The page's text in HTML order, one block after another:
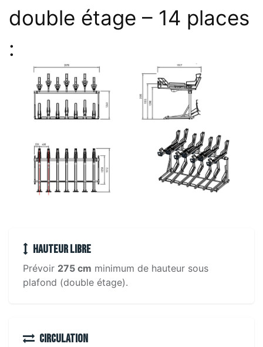
double étage – 14 places
:
Hauteur libre
Prévoir 275 cm minimum de hauteur sous
plafond (double étage).
Circulation